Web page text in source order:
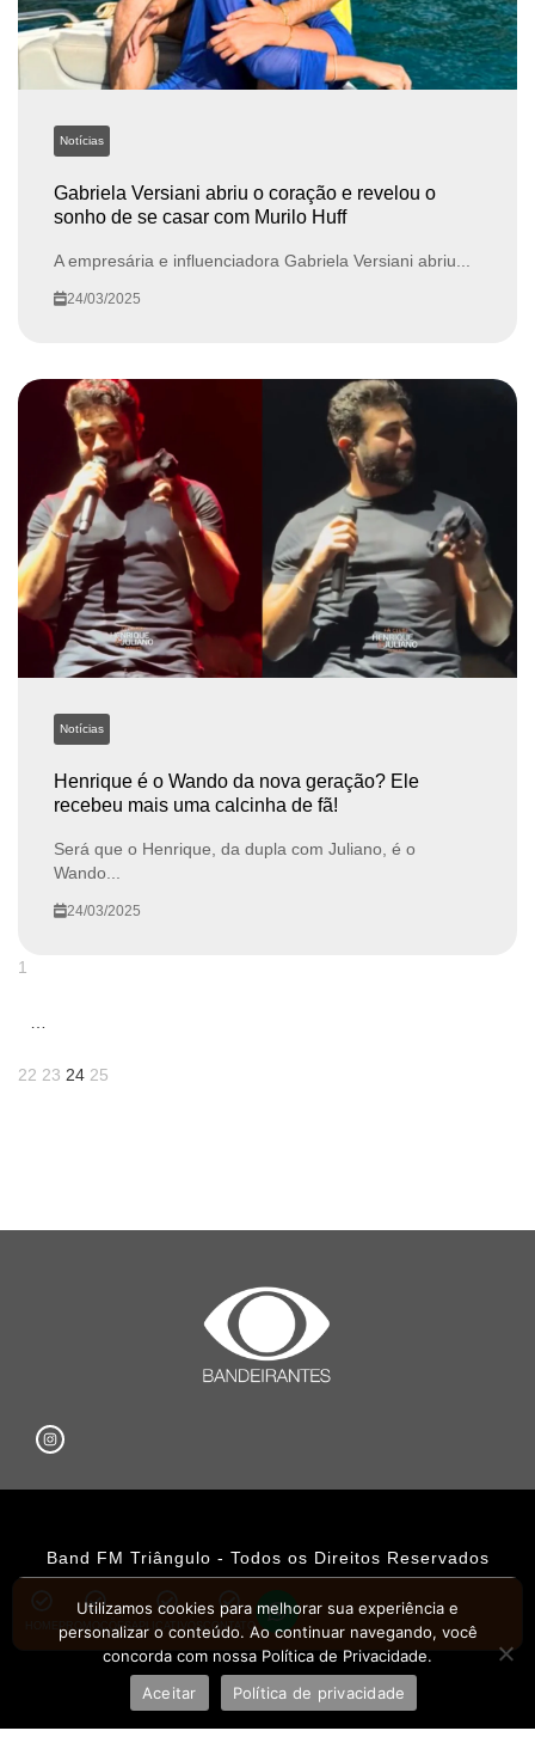
Notícias
Gabriela Versiani abriu o coração e revelou o
sonho de se casar com Murilo Huff
A empresária e influenciadora Gabriela Versiani abriu...
24/03/2025
Notícias
Henrique é o Wando da nova geração? Ele
recebeu mais uma calcinha de fã!
Será que o Henrique, da dupla com Juliano, é o
Wando...
24/03/2025
1
22 23 24 25
Band FM Triângulo - Todos os Direitos Reservados
Política de Privacidade
UHOST
PROMOÇÕESAPLICATIVOS CONTATO
Utilizamos cookies para melhorar sua experiência e
personalizar o conteúdo. Ao continuar navegando, você
concorda com nossa Política de Privacidade.
Aceitar
Política de privacidade